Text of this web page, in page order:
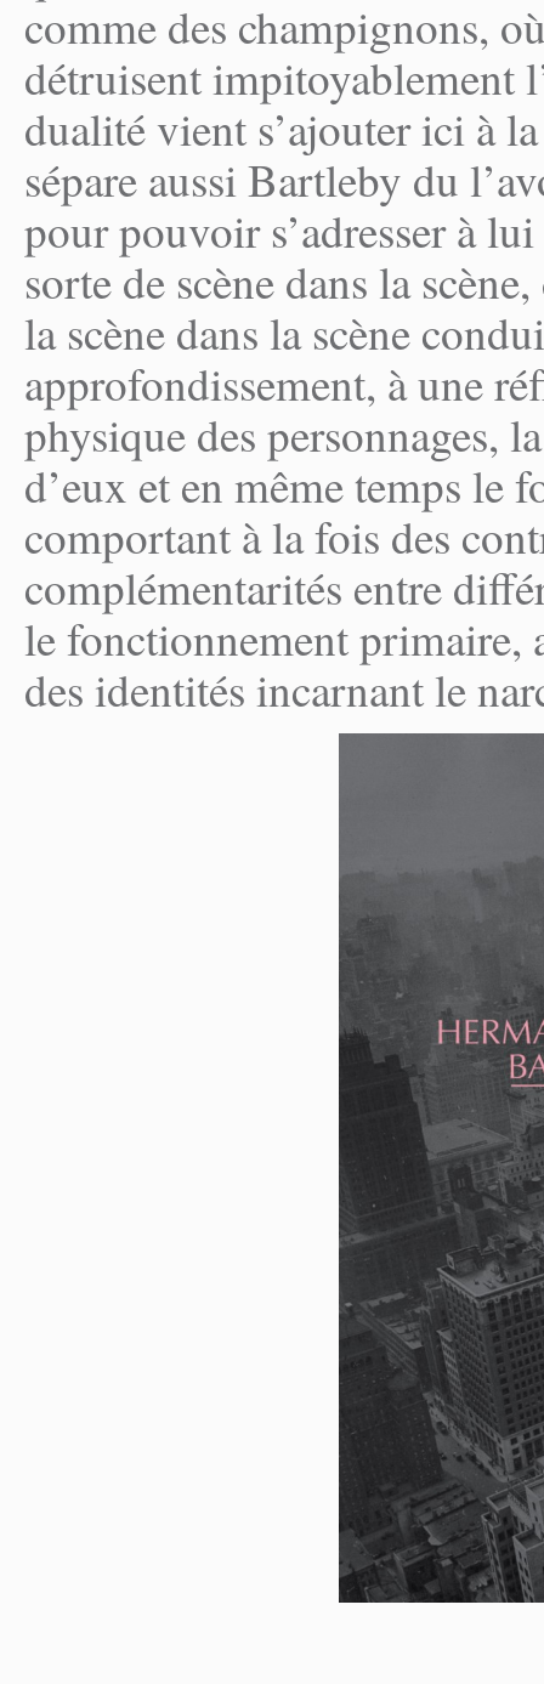
comme des champignons,
détruisent impitoyablement
dualité vient s’ajouter ici à
sépare aussi Bartleby du
pour pouvoir s’adresser à
sorte de scène dans la
la scène dans la scène
approfondissement, à une
physique des personnages,
d’eux et en même temps le
comportant à la fois des
complémentarités entre
le fonctionnement primaire,
des identités incarnant le